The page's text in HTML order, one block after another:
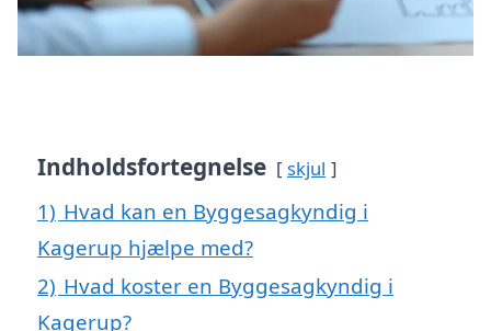
Indholdsfortegnelse skjul
1) Hvad kan en Byggesagkyndig i
Kagerup hjælpe med?
2) Hvad koster en Byggesagkyndig i
Kagerup?